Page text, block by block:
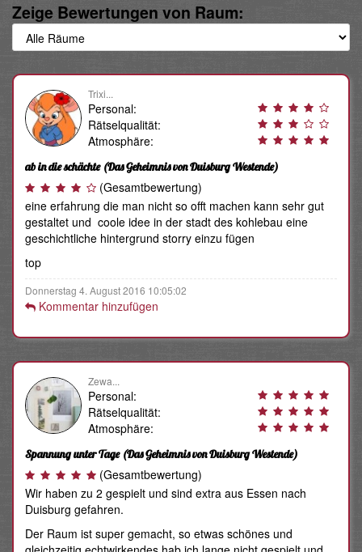
Zeige Bewertungen von Raum:
Trixi...
Personal:
Rätselqualität:
Atmosphäre:
ab in die schächte (Das Geheimnis von Duisburg Westende)
(Gesamtbewertung)
eine erfahrung die man nicht so offt machen kann sehr gut
gestaltet und coole idee in der stadt des kohlebau eine
geschichtliche hintergrund storry einzu fügen
top
Donnerstag 4. August 2016 10:05:02
Kommentar hinzufügen
Zewa...
Personal:
Rätselqualität:
Atmosphäre:
Spannung unter Tage(Das Geheimnis von Duisburg Westende)
(Gesamtbewertung)
Wir haben zu 2 gespielt und sind extra aus Essen nach
Duisburg gefahren.
Der Raum ist super gemacht, so etwas schönes und